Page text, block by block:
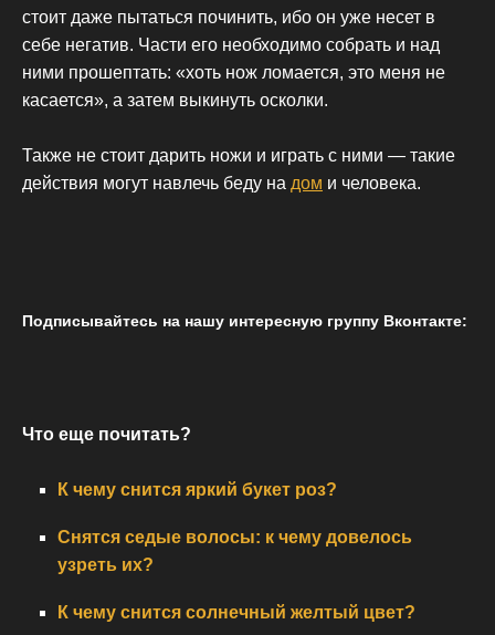
стоит даже пытаться починить, ибо он уже несет в
себе негатив. Части его необходимо собрать и над
ними прошептать: «хоть нож ломается, это меня не
касается», а затем выкинуть осколки.
Также не стоит дарить ножи и играть с ними — такие
действия могут навлечь беду на дом и человека.
Подписывайтесь на нашу интересную группу Вконтакте:
Что еще почитать?
К чему снится яркий букет роз?
Снятся седые волосы: к чему довелось
узреть их?
К чему снится солнечный желтый цвет?